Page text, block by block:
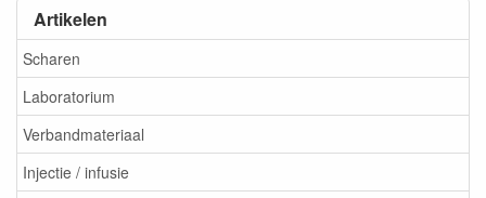
Artikelen
Scharen
Laboratorium
Verbandmateriaal
Injectie / infusie